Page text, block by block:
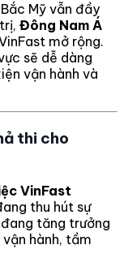
Mỹ vẫn đầy
Đông Nam Á
mở rộng.
sẽ dễ dàng
vận hành và
thi cho
VinFast
thu hút sự
tăng trưởng
hành, tầm